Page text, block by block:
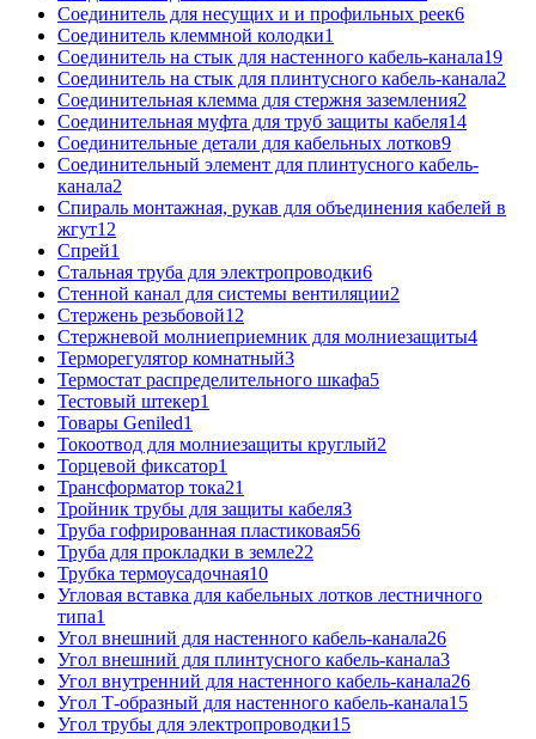
Соединитель для несущих и и профильных реек6
Соединитель клеммной колодки1
Соединитель на стык для настенного кабель-канала19
Соединитель на стык для плинтусного кабель-канала2
Соединительная клемма для стержня заземления2
Соединительная муфта для труб защиты кабеля14
Соединительные детали для кабельных лотков9
Соединительный элемент для плинтусного кабель-
канала2
Спираль монтажная, рукав для объединения кабелей в
жгут12
Спрей1
Стальная труба для электропроводки6
Стенной канал для системы вентиляции2
Стержень резьбовой12
Стержневой молниеприемник для молниезащиты4
Терморегулятор комнатный3
Термостат распределительного шкафа5
Тестовый штекер1
Товары Geniled1
Токоотвод для молниезащиты круглый2
Торцевой фиксатор1
Трансформатор тока21
Тройник трубы для защиты кабеля3
Труба гофрированная пластиковая56
Труба для прокладки в земле22
Трубка термоусадочная10
Угловая вставка для кабельных лотков лестничного
типа1
Угол внешний для настенного кабель-канала26
Угол внешний для плинтусного кабель-канала3
Угол внутренний для настенного кабель-канала26
Угол Т-образный для настенного кабель-канала15
Угол трубы для электропроводки15